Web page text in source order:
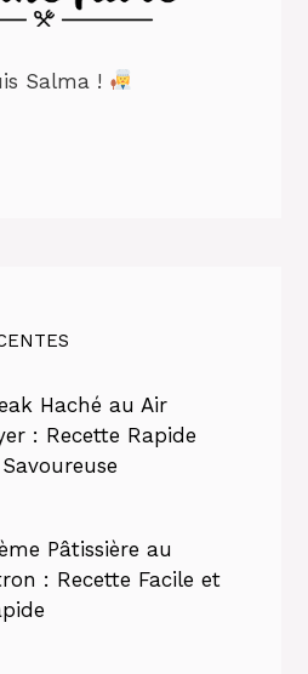
Salma !
Haché au Air
: Recette Rapide
Pâtissière au
: Recette Facile et